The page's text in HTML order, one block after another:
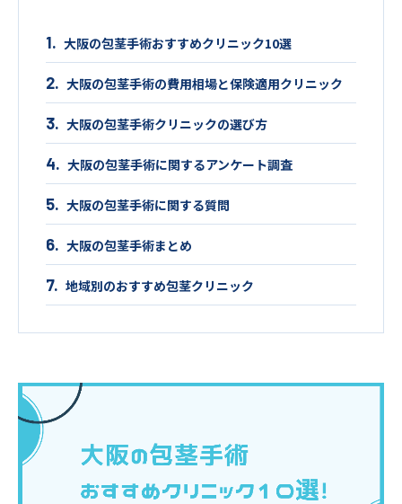
大阪の包茎手術おすすめクリニック10選
大阪の包茎手術の費用相場と保険適用クリニック
大阪の包茎手術クリニックの選び方
大阪の包茎手術に関するアンケート調査
大阪の包茎手術に関する質問
大阪の包茎手術まとめ
地域別のおすすめ包茎クリニック